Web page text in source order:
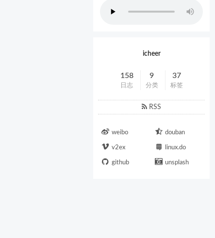
icheer
158
日志
9
分类
37
标签
RSS
weibo douban
v2ex linux.do
github unsplash